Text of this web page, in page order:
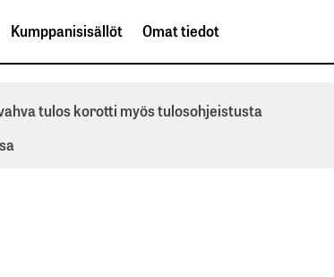
Kumppanisisällöt Omat tiedot
tulos korotti myös tulosohjeistusta